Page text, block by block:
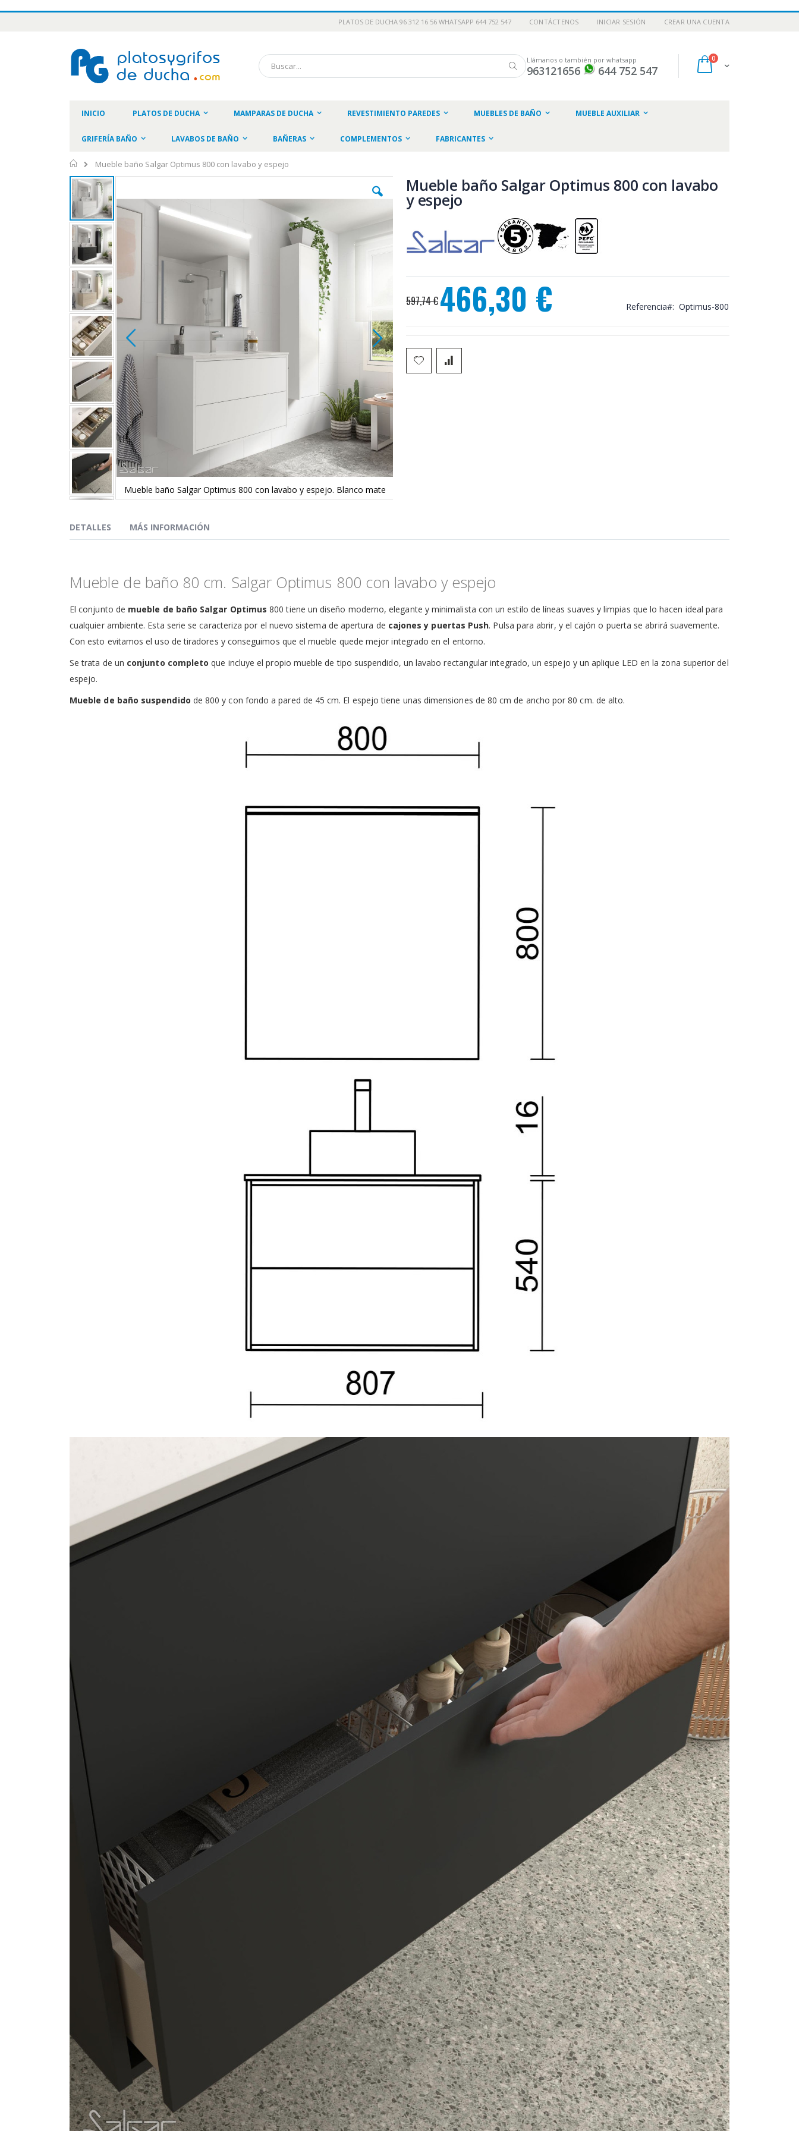
PLATOS DE DUCHA 96 312 16 56 WHATSAPP 644 752 547 CONTÁCTENOS INICIAR SESIÓN CREAR UNA CUENTA
Cart
0artículos
Buscar
Llámanos o también por whatsapp
963121656 644 752 547
INICIO PLATOS DE DUCHA MAMPARAS DE DUCHA REVESTIMIENTO PAREDES MUEBLES DE BAÑO MUEBLE AUXILIAR
GRIFERÍA BAÑO LAVABOS DE BAÑO BAÑERAS COMPLEMENTOS FABRICANTES
Inicio
Mueble baño Salgar Optimus 800 con lavabo y espejo
Saltar
al
final
de
la
galería
de
imágenes
Mueble baño Salgar Optimus 800 con lavabo y espejo. Blanco mate
comienzo
de
imágenes
Mueble baño Salgar Optimus 800 con lavabo
y espejo
597,74 €
Precio
especial
466,30 € Referencia Optimus-800
DETALLES
Mueble de baño 80 cm. Salgar Optimus 800 con lavabo y espejo
El conjunto de mueble de baño Salgar Optimus 800 tiene un diseño moderno, elegante y minimalista con un estilo de líneas suaves y limpias que lo hacen ideal para
cualquier ambiente. Esta serie se caracteriza por el nuevo sistema de apertura de cajones y puertas Push. Pulsa para abrir, y el cajón o puerta se abrirá suavemente.
Con esto evitamos el uso de tiradores y conseguimos que el mueble quede mejor integrado en el entorno.
Se trata de un conjunto completo que incluye el propio mueble de tipo suspendido, un lavabo rectangular integrado, un espejo y un aplique LED en la zona superior del
espejo.
Mueble de baño suspendido de 800 y con fondo a pared de 45 cm. El espejo tiene unas dimensiones de 80 cm de ancho por 80 cm. de alto.
MÁS INFORMACIÓN